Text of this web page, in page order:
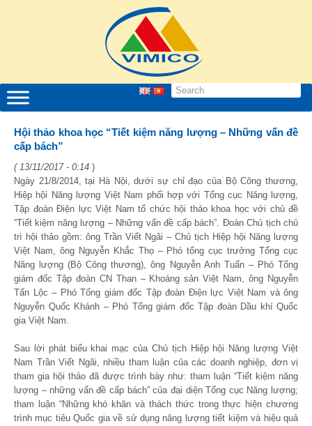
Hội thảo khoa học “Tiết kiệm năng lượng – Những vấn đề
cấp bách”
( 13/11/2017 - 0:14 )
Ngày 21/8/2014, tại Hà Nội, dưới sự chỉ đạo của Bộ Công thương,
Hiệp hội Năng lượng Việt Nam phối hợp với Tổng cục Năng lượng,
Tập đoàn Điện lực Việt Nam tổ chức hội thảo khoa học với chủ đề
“Tiết kiệm năng lượng – Những vấn đề cấp bách”. Đoàn Chủ tịch chủ
trì hội thảo gồm: ông Trần Viết Ngãi – Chủ tịch Hiệp hội Năng lượng
Việt Nam, ông Nguyễn Khắc Thọ – Phó tổng cục trưởng Tổng cục
Năng lượng (Bộ Công thương), ông Nguyễn Anh Tuấn – Phó Tổng
giám đốc Tập đoàn CN Than – Khoáng sản Việt Nam, ông Nguyễn
Tấn Lộc – Phó Tổng giám đốc Tập đoàn Điện lực Việt Nam và ông
Nguyễn Quốc Khánh – Phó Tổng giám đốc Tập đoàn Dầu khí Quốc
gia Việt Nam.
Sau lời phát biểu khai mạc của Chủ tịch Hiệp hội Năng lượng Việt
Nam Trần Viết Ngãi, nhiều tham luận của các doanh nghiệp, đơn vị
tham gia hội thảo đã được trình bày như: tham luận “Tiết kiệm năng
lượng – những vấn đề cấp bách” của đại diện Tổng cục Năng lượng;
tham luận “Những khó khăn và thách thức trong thực hiện chương
trình mục tiêu Quốc gia về sử dụng năng lượng tiết kiệm và hiệu quả